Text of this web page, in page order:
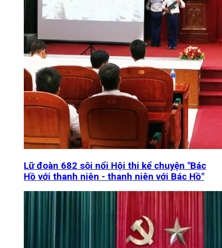
Lữ đoàn 682 sôi nổi Hội thi kể chuyện "Bác
Hồ với thanh niên - thanh niên với Bác Hồ"